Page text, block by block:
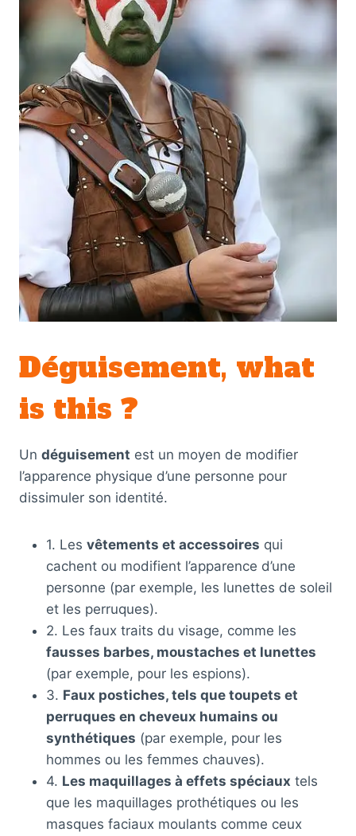
Déguisement, what
is this ?
Un déguisement est un moyen de modifier
l’apparence physique d’une personne pour
dissimuler son identité.
1. Les vêtements et accessoires qui
cachent ou modifient l’apparence d’une
personne (par exemple, les lunettes de soleil
et les perruques).
2. Les faux traits du visage, comme les
fausses barbes, moustaches et lunettes
(par exemple, pour les espions).
3. Faux postiches, tels que toupets et
perruques en cheveux humains ou
synthétiques (par exemple, pour les
hommes ou les femmes chauves).
4. Les maquillages à effets spéciaux tels
que les maquillages prothétiques ou les
masques faciaux moulants comme ceux